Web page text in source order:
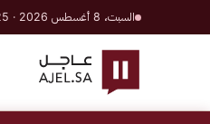
السبت، 8 أغسطس 2026 · 25 صفر 1448 هـ